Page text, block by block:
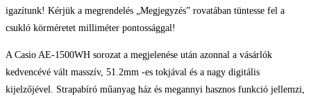
igazítunk! Kérjük a megrendelés „Megjegyzés” rovatában tüntesse fel a
csukló körméretet milliméter pontossággal!
A Casio AE-1500WH sorozat a megjelenése után azonnal a vásárlók
kedvencévé vált masszív, 51.2mm -es tokjával és a nagy digitális
kijelzőjével. Strapabíró műanyag ház és megannyi hasznos funkció jellemzi,